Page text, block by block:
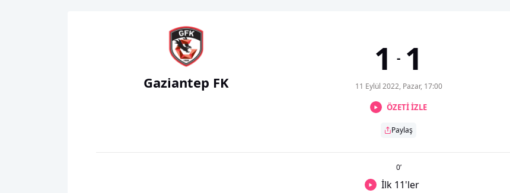
Gaziantep FK
1 - 1
11 Eylül 2022, Pazar, 17:00
ÖZETİ İZLE
Paylaş
0’
İlk 11'ler